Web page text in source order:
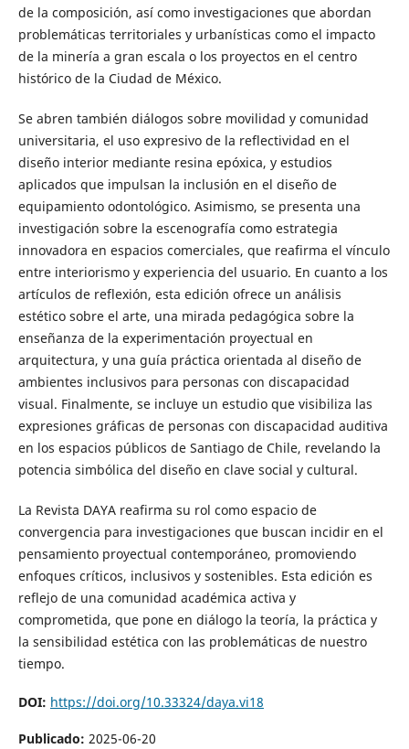
de la composición, así como investigaciones que abordan
problemáticas territoriales y urbanísticas como el impacto
de la minería a gran escala o los proyectos en el centro
histórico de la Ciudad de México.
Se abren también diálogos sobre movilidad y comunidad
universitaria, el uso expresivo de la reflectividad en el
diseño interior mediante resina epóxica, y estudios
aplicados que impulsan la inclusión en el diseño de
equipamiento odontológico. Asimismo, se presenta una
investigación sobre la escenografía como estrategia
innovadora en espacios comerciales, que reafirma el vínculo
entre interiorismo y experiencia del usuario. En cuanto a los
artículos de reflexión, esta edición ofrece un análisis
estético sobre el arte, una mirada pedagógica sobre la
enseñanza de la experimentación proyectual en
arquitectura, y una guía práctica orientada al diseño de
ambientes inclusivos para personas con discapacidad
visual. Finalmente, se incluye un estudio que visibiliza las
expresiones gráficas de personas con discapacidad auditiva
en los espacios públicos de Santiago de Chile, revelando la
potencia simbólica del diseño en clave social y cultural.
La Revista DAYA reafirma su rol como espacio de
convergencia para investigaciones que buscan incidir en el
pensamiento proyectual contemporáneo, promoviendo
enfoques críticos, inclusivos y sostenibles. Esta edición es
reflejo de una comunidad académica activa y
comprometida, que pone en diálogo la teoría, la práctica y
la sensibilidad estética con las problemáticas de nuestro
tiempo.
DOI: https://doi.org/10.33324/daya.vi18
Publicado: 2025-06-20